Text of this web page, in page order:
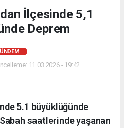
İlçesinde 5,1
Deprem
11.03.2026 - 19:42
5.1 büyüklüğünde
saatlerinde yaşanan